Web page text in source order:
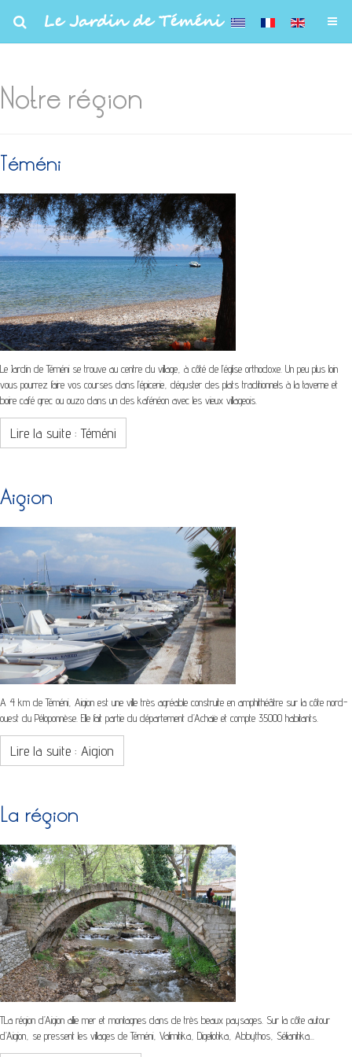
Le Jardin de Téméni
Notre région
Téméni
Le Jardin de Téméni se trouve au centre du village, à côté de l’église orthodoxe. Un peu plus loin
vous pourrez faire vos courses dans l’épicerie, déguster des plats traditionnels à la taverne et
boire café grec ou ouzo dans un des kafénéon avec les vieux villageois.
Lire la suite : Téméni
Aigion
A 4 km de Téméni, Aigion est une ville très agréable construite en amphithéâtre sur la côte nord-
ouest du Péloponnèse. Elle fait partie du département d’Achaïe et compte 35000 habitants.
Lire la suite : Aigion
La région
TLa région d’Aigion allie mer et montagnes dans de très beaux paysages. Sur la côte autour
d’Aigion, se pressent les villages de Téméni, Valimitika, Digeliotika, Abbythos, Sélianitika...